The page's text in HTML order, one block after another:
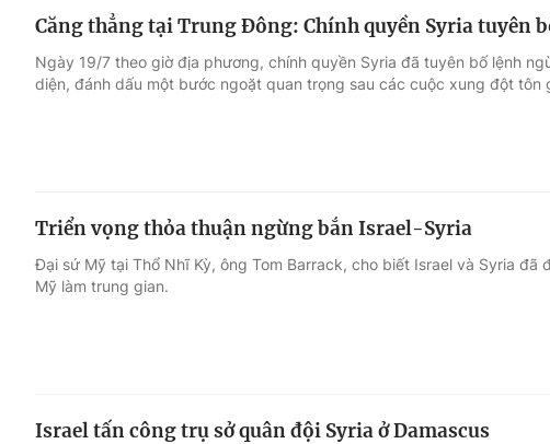
Căng thẳng tại Trung Đông: Chính quyền Syria tuyên
Ngày 19/7 theo giờ địa phương, chính quyền Syria đã tuyên bố lệnh
diện, đánh dấu một bước ngoặt quan trọng sau các cuộc xung đột tôn
Triển vọng thỏa thuận ngừng bắn Israel-Syria
Đại sứ Mỹ tại Thổ Nhĩ Kỳ, ông Tom Barrack, cho biết Israel và Syria đã
Mỹ làm trung gian.
Israel tấn công trụ sở quân đội Syria ở Damascus